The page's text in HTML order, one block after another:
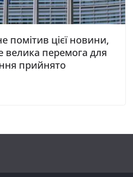
помітив цієї новини,
велика перемога для
прийнято